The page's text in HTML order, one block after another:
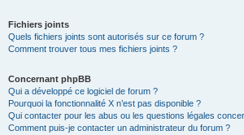
Fichiers joints
Quels fichiers joints sont autorisés sur ce forum ?
Comment trouver tous mes fichiers joints ?
Concernant phpBB
Qui a développé ce logiciel de forum ?
Pourquoi la fonctionnalité X n’est pas disponible ?
Qui contacter pour les abus ou les questions légales
Comment puis-je contacter un administrateur du forum ?